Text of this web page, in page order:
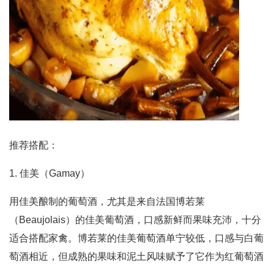
推荐搭配：
1. 佳美（Gamay）
用佳美酿制的葡萄酒，尤其是来自法国博若莱
（Beaujolais）的佳美葡萄酒，口感新鲜而果味充沛，十分
适合搭配家禽。博若莱的佳美葡萄酒单宁较低，口感与白葡
萄酒相近，但成熟的果味和泥土风味赋予了它作为红葡萄酒